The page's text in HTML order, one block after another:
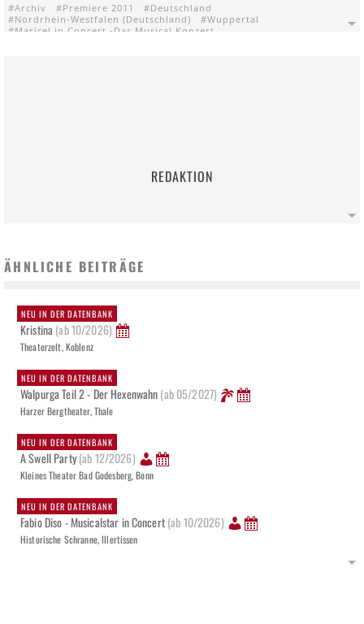
Archiv Premiere 2011
Deutschland
Nordrhein-Westfalen (Deutschland)
Wuppertal
Maricel in Concert -Das Musical Konzert
REDAKTION
ÄHNLICHE BEITRÄGE
NEU IN DER DATENBANK
Kristina (ab 10/2026)
Theaterzelt, Koblenz
NEU IN DER DATENBANK
Walpurga Teil 2 - Der Hexenwahn(ab 05/2027)
Harzer Bergtheater, Thale
NEU IN DER DATENBANK
A Swell Party(ab 12/2026)
Kleines Theater Bad Godesberg, Bonn
NEU IN DER DATENBANK
Fabio Diso - Musicalstar in Concert(ab 10/2026)
Historische Schranne, Illertissen